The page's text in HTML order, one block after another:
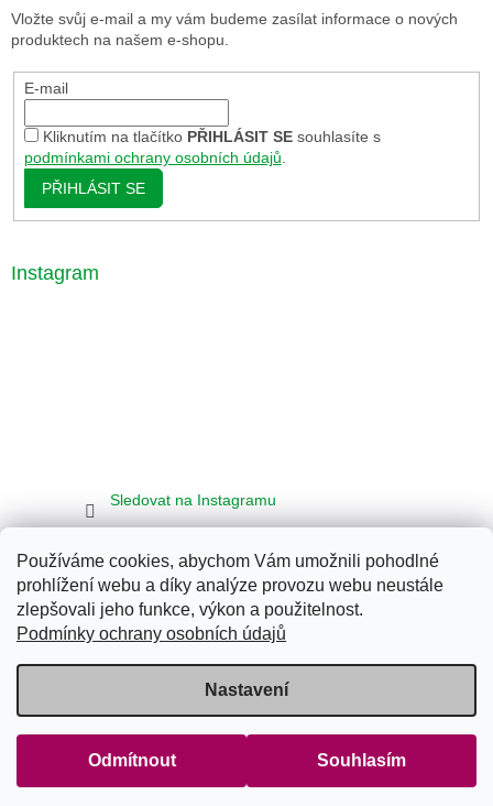
Používáme cookies, abychom Vám umožnili pohodlné
prohlížení webu a díky analýze provozu webu neustále
zlepšovali jeho funkce, výkon a použitelnost.
Podmínky ochrany osobních údajů
Nastavení
Odmítnout Souhlasím
Vložte svůj e-mail a my vám budeme zasílat informace o nových
produktech na našem e-shopu.
E-mail
Kliknutím na tlačítko PŘIHLÁSIT SEsouhlasíte s
podmínkami ochrany osobních údajů
PŘIHLÁSIT SE
Instagram
Sledovat na Instagramu
Seznam Google Bing
Vytvořil Shoptet
Copyright 2026Klub Energy Tábor. Všechna práva vyhrazena.
Upravit nastavení cookies